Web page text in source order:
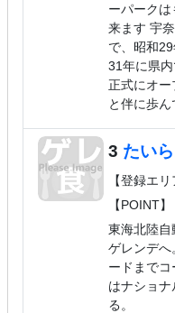
ーパーク
来ます 宇
で、昭和
31年に県
正式にオー
と伴に歩ん
3 たい
【登録エリ
【POINT】
東海北陸
ゲレンデへ
ードまで
はナショ
る。